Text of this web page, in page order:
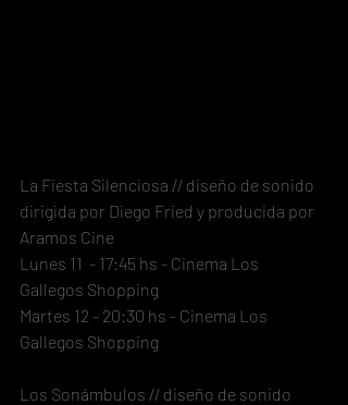
La Fiesta Silenciosa // diseño de sonido
dirigida por Diego Fried y producida por
Aramos Cine
Lunes 11  - 17:45 hs - Cinema Los
Gallegos Shopping
Martes 12 - 20:30 hs - Cinema Los
Gallegos Shopping
Los Sonámbulos // diseño de sonido